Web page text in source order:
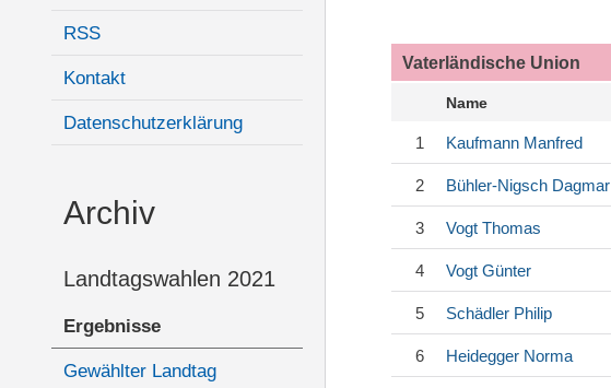
RSS
Kontakt
Datenschutzerklärung
Archiv
Landtagswahlen 2021
Ergebnisse
Gewählter Landtag
Vaterländische Union
Name
1 Kaufmann Manfred
2 Bühler-Nigsch Dagmar
3 Vogt Thomas
4 Vogt Günter
5 Schädler Philip
6 Heidegger Norma